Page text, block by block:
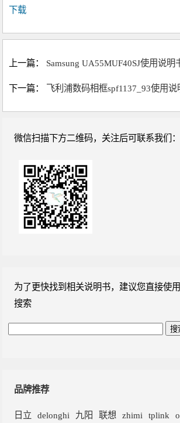
下载
上一篇： Samsung UA55MUF40SJ使用说明
下一篇： 飞利浦数码相框spf1137_93使用说
微信扫描下方二维码，关注后可联系我们：
为了更快找到相关说明书，建议您直接使
搜索
品牌推荐
日立 delonghi 九阳 联想 zhimi tplink